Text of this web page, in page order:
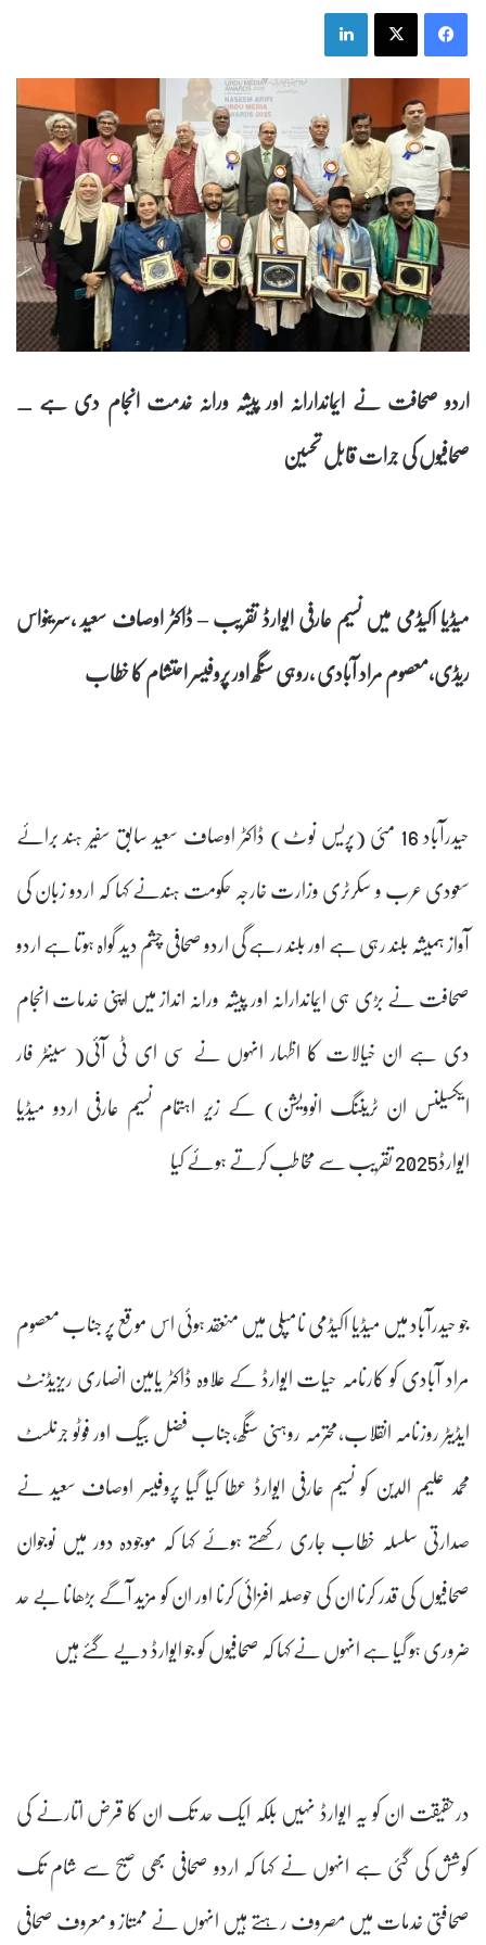
Facebook
X
اردو صحافت نے ایماندارانہ اور پیشہ ورانہ خدمت انجام دی ہے _
صحافیوں کی جرات قابل تحسین
میڈیا اکیڈمی میں نسیم عارفی ایوارڈ تقریب – ڈاکٹر اوصاف سعید ،سرینواس
ریڈی،معصوم مراد آبادی ،روہی سنگھ اور پروفیسر احتشام کا خطاب
حیدرآباد 16 مئی (پریس نوٹ) ڈاکٹر اوصاف سعید سابق سفیر ہند برائے
سعودی عرب و سکرٹری وزارت خارجہ حکومت ہندنے کہا کہ اردو زبان کی
آواز ہمیشہ بلند رہی ہے اور بلند رہے گی اردو صحافی چشم دید گواہ ہوتا ہے اردو
صحافت نے بڑی ہی ایماندارانہ اور پیشہ ورانہ انداز میں اپنی خدمات انجام
دی ہے ان خیالات کا اظہار انہوں نے سی ای ٹی آئی( سینٹر فار
ایکسیلنس ان ٹریننگ انوویشن) کے زیر اہتمام نسیم عارفی اردو میڈیا
ایوارڈ2025 تقریب سے مخاطب کرتے ہوئے کیا
جو حیدرآباد میں میڈیا اکیڈمی نامپلی میں منعقد ہوئی اس موقع پر جناب معصوم
مراد آبادی کو کارنامہ حیات ایوارڈ کے علاوہ ڈاکٹر یامین انصاری ریزیڈنٹ
ایڈیٹر روزنامہ انقلاب،محترمہ روہنی سنگھ،جناب فضل بیگ اور فوٹو جرنلسٹ
محمد علیم الدین کو نسیم عارفی ایوارڈ عطا کیا گیا پروفیسر اوصاف سعید نے
صدارتی سلسلہ خطاب جاری رکھتے ہوئے کہا کہ موجودہ دور میں نوجوان
صحافیوں کی قدر کرنا ان کی حوصلہ افزائی کرنا اور ان کو مزید آگے بڑھانا بے حد
ضروری ہو گیا ہے انہوں نے کہا کہ صحافیوں کو جو ایوارڈ دیے گئے ہیں
درحقیقت ان کو یہ ایوارڈ نہیں بلکہ ایک حد تک ان کا قرض اتارنے کی
کوشش کی گئی ہے انہوں نے کہا کہ اردو صحافی بھی صبح سے شام تک
صحافتی خدمات میں مصروف رہتے ہیں انہوں نے ممتاز و معروف صحافی